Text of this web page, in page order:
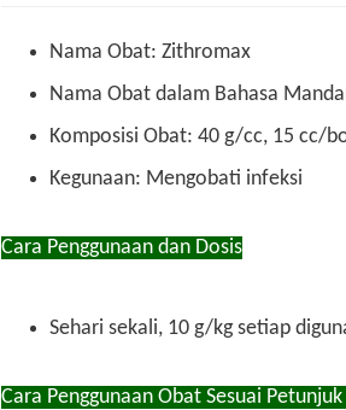
Nama Obat: Zithromax
Nama Obat dalam Bahasa
Komposisi Obat: 40 g/cc, 15 cc/
Kegunaan: Mengobati infeksi
Cara Penggunaan dan Dosis
Sehari sekali, 10 g/kg setiap
Cara Penggunaan Obat Sesuai